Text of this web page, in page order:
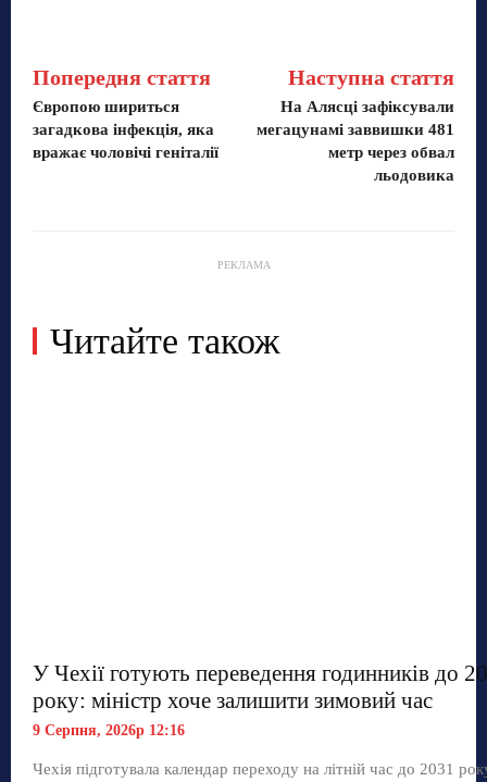
Попередня стаття
Європою шириться
загадкова інфекція, яка
вражає чоловічі геніталії
Наступна стаття
На Алясці зафіксували
мегацунамі заввишки 481
метр через обвал
льодовика
РЕКЛАМА
Читайте також
У Чехії готують переведення годинників до
року: міністр хоче залишити зимовий час
9 Серпня, 2026р 12:16
Чехія підготувала календар переходу на літній час до 2031